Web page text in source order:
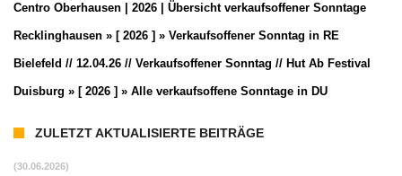
Centro Oberhausen | 2026 | Übersicht verkaufsoffener Sonntage
Recklinghausen » [ 2026 ] » Verkaufsoffener Sonntag in RE
Bielefeld // 12.04.26 // Verkaufsoffener Sonntag // Hut Ab Festival
Duisburg » [ 2026 ] » Alle verkaufsoffene Sonntage in DU
ZULETZT AKTUALISIERTE BEITRÄGE
(30.06.2026)